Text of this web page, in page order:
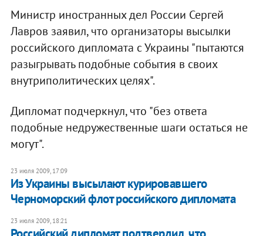
Министр иностранных дел России Сергей
Лавров заявил, что организаторы высылки
российского дипломата с Украины "пытаются
разыгрывать подобные события в своих
внутриполитических целях".
Дипломат подчеркнул, что "без ответа
подобные недружественные шаги остаться не
могут".
23 июля 2009, 17:09
Из Украины высылают курировавшего
Черноморский флот российского дипломата
23 июля 2009, 18:21